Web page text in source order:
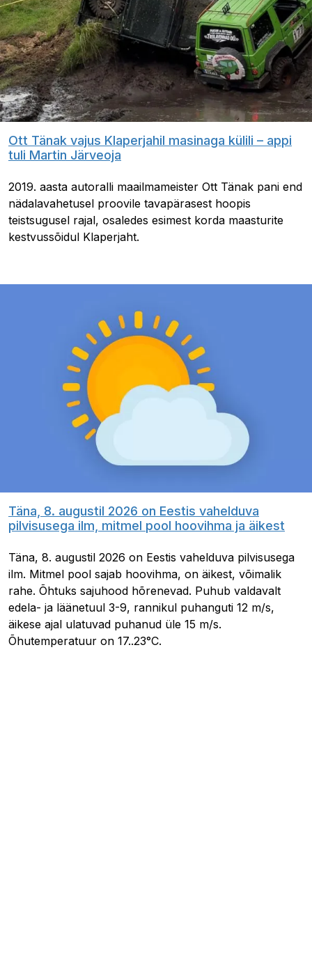
Ott Tänak vajus Klaperjahil masinaga külili – appi
tuli Martin Järveoja
2019. aasta autoralli maailmameister Ott Tänak pani end
nädalavahetusel proovile tavapärasest hoopis
teistsugusel rajal, osaledes esimest korda maasturite
kestvussõidul Klaperjaht.
Täna, 8. augustil 2026 on Eestis vahelduva
pilvisusega ilm, mitmel pool hoovihma ja äikest
Täna, 8. augustil 2026 on Eestis vahelduva pilvisusega
ilm. Mitmel pool sajab hoovihma, on äikest, võimalik
rahe. Õhtuks sajuhood hõrenevad. Puhub valdavalt
edela- ja läänetuul 3-9, rannikul puhanguti 12 m/s,
äikese ajal ulatuvad puhanud üle 15 m/s.
Õhutemperatuur on 17..23°C.